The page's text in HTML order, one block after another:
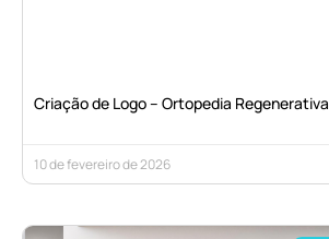
Criação de Logo – Ortopedia Regenerativa
10 de fevereiro de 2026